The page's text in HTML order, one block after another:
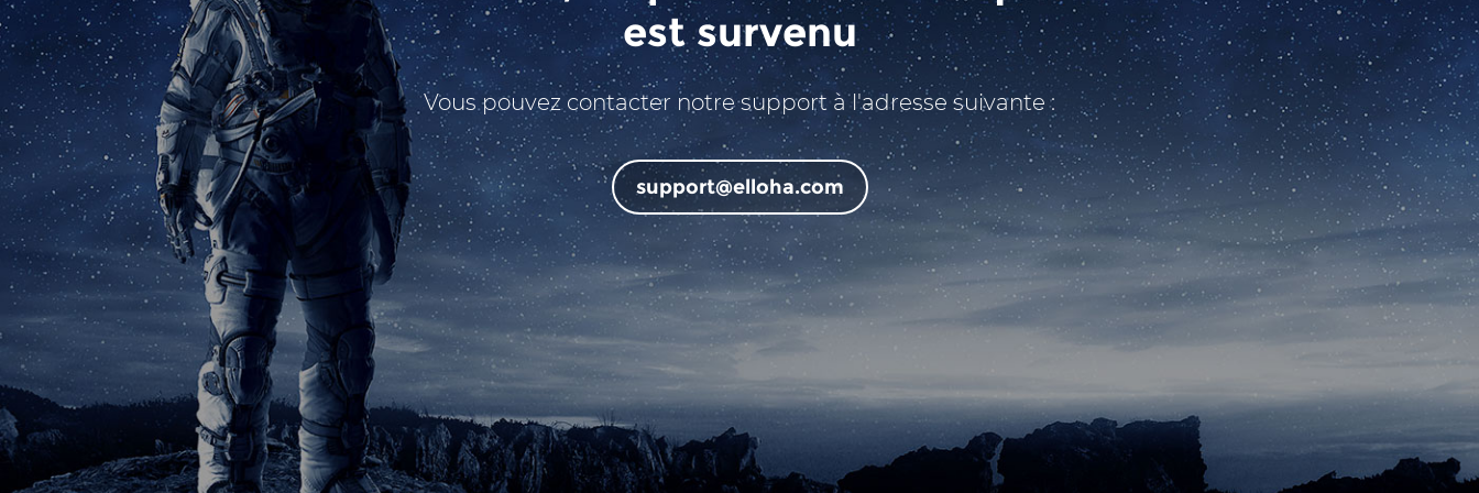
est survenu
Vous pouvez contacter notre support à l'adresse suivante :
support@elloha.com